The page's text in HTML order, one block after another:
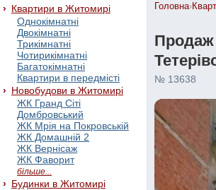
Квартири в Житомирі
Однокімнатні
Двокімнатні
Трикімнатні
Чотирикімнатні
Багатокімнатні
Квартири в передмісті
Новобудови в Житомирі
ЖК Гранд Сіті
Домбровський
ЖК Мрія на Покровській
ЖК Домашній 2
ЖК Вернісаж
ЖК Фаворит
більше...
Будинки в Житомирі
Головна›
Продаж
№ 13638